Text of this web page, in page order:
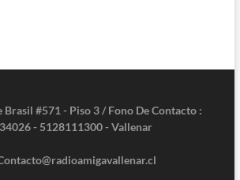
Brasil #571 - Piso 3 / Fono De Contacto :
- 5128111300 - Vallenar